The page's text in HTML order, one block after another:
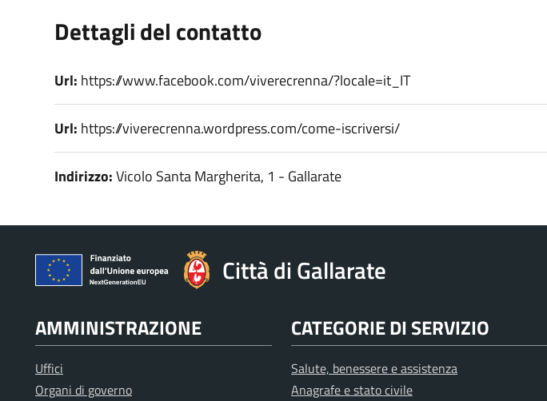
Dettagli del contatto
Url: https://www.facebook.com/viverecrenna/?locale=it_IT
Url: https://viverecrenna.wordpress.com/come-iscriversi/
Indirizzo:Vicolo Santa Margherita, 1 - Gallarate
Città di Gallarate
AMMINISTRAZIONE
Uffici
Organi di governo
CATEGORIE DI SERVIZIO
Salute, benessere e assistenza
Anagrafe e stato civile